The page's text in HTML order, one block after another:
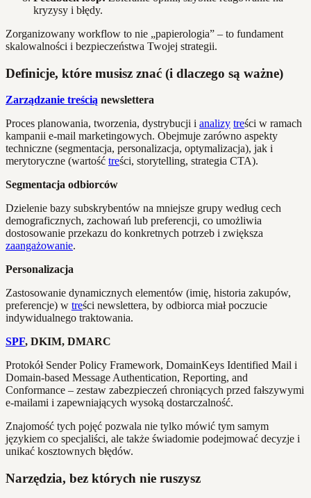
kryzysy i błędy.
Zorganizowany workflow to nie „papierologia” – to fundament
skalowalności i bezpieczeństwa Twojej strategii.
Definicje, które musisz znać (i dlaczego są ważne)
Zarządzanie treścią newslettera
Proces planowania, tworzenia, dystrybucji i analizy treści w ramach
kampanii e-mail marketingowych. Obejmuje zarówno aspekty
techniczne (segmentacja, personalizacja, optymalizacja), jak i
merytoryczne (wartość treści, storytelling, strategia CTA).
Segmentacja odbiorców
Dzielenie bazy subskrybentów na mniejsze grupy według cech
demograficznych, zachowań lub preferencji, co umożliwia
dostosowanie przekazu do konkretnych potrzeb i zwiększa
zaangażowanie.
Personalizacja
Zastosowanie dynamicznych elementów (imię, historia zakupów,
preferencje) w treści newslettera, by odbiorca miał poczucie
indywidualnego traktowania.
SPF, DKIM, DMARC
Protokół Sender Policy Framework, DomainKeys Identified Mail i
Domain-based Message Authentication, Reporting, and
Conformance – zestaw zabezpieczeń chroniących przed fałszywymi
e-mailami i zapewniających wysoką dostarczalność.
Znajomość tych pojęć pozwala nie tylko mówić tym samym
językiem co specjaliści, ale także świadomie podejmować decyzje i
unikać kosztownych błędów.
Narzędzia, bez których nie ruszysz